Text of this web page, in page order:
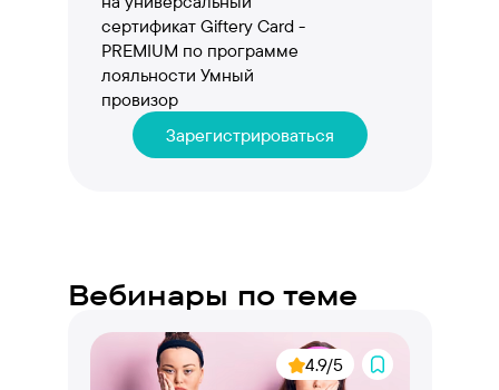
сертификат Giftery Card -
PREMIUM по программе
лояльности Умный
провизор
Зарегистрироваться
Вебинары по теме
4.9/5